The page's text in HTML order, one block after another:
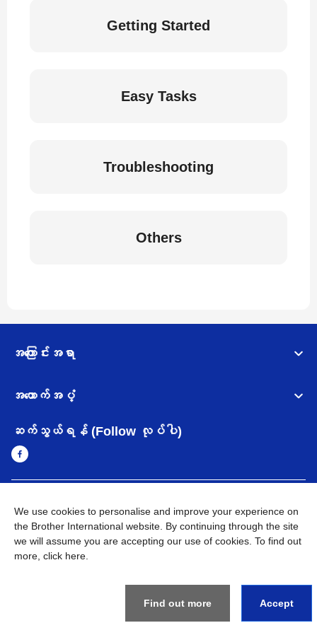
Getting Started
Easy Tasks
Troubleshooting
Others
အကြောင်းအရာ
အထောက်အပံ့
ဆက်သွယ်ရန် (Follow လုပ်ပါ)
Brother ၏ ကမ္ဘာတစ်ဝန်းရှိ ကွန်ယက်များ
အချက်အလက်မူဝါဒ အသုံးပြုမူဝါဒ
သုံးစွဲရန် ဝက်ဆိုဒ်အညွှန်း
Brother Global ဝက်ဆိုဒ်သို့သွားရန်
We use cookies to personalise and improve your experience on
the Brother International website. By continuing through the site
we will assume you are accepting our use of cookies. To find out
more, click here
Find out more Accept